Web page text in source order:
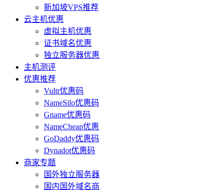
新加坡VPS推荐
云主机优惠
虚拟主机优惠
证书域名优惠
独立服务器优惠
主机测评
优惠推荐
Vultr优惠码
NameSilo优惠码
Gname优惠码
NameCheap优惠
GoDaddy优惠码
Dynadot优惠码
商家专题
国外独立服务器
国内国外域名商